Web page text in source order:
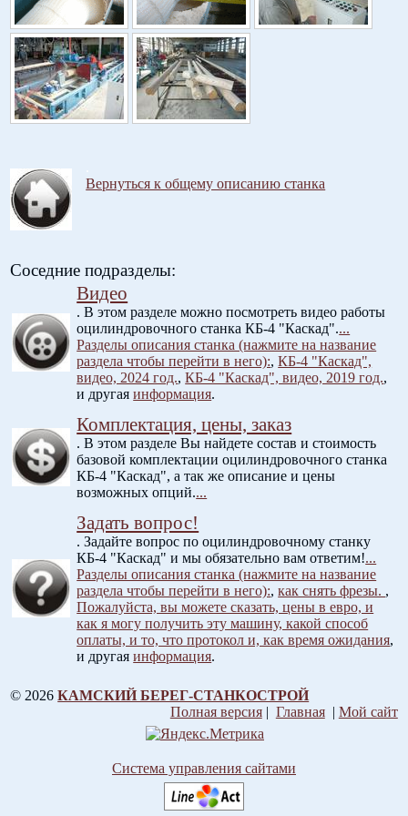
Вернуться к общему описанию станка
Соседние подразделы:
Видео
. В этом разделе можно посмотреть видео работы
оцилиндровочного станка КБ-4 "Каскад"....
Разделы описания станка (нажмите на название
раздела чтобы перейти в него):,КБ-4 "Каскад",
видео, 2024 год.,КБ-4 "Каскад", видео, 2019 год.,
и другаяинформация.
Комплектация, цены, заказ
. В этом разделе Вы найдете состав и стоимость
базовой комплектации оцилиндровочного станка
КБ-4 "Каскад", а так же описание и цены
возможных опций....
Задать вопрос!
. Задайте вопрос по оцилиндровочному станку
КБ-4 "Каскад" и мы обязательно вам ответим!...
Разделы описания станка (нажмите на название
раздела чтобы перейти в него):,как снять фрезы. ,
Пожалуйста, вы можете сказать, цены в евро, и
как я могу получить эту машину, какой способ
оплаты, и то, что протокол и, как время ожидания,
и другаяинформация.
© 2026КАМСКИЙ БЕРЕГ-СТАНКОСТРОЙ
Полная версия| Главная| Мой сайт
Система управления сайтами